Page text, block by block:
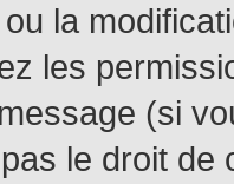
la
les
(si
le droit